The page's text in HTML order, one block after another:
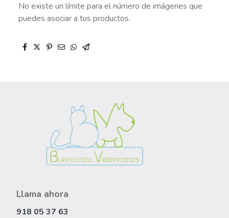
No existe un límite para el número de imágenes que
puedes asociar a tus productos.
Llama ahora
918 05 37 63